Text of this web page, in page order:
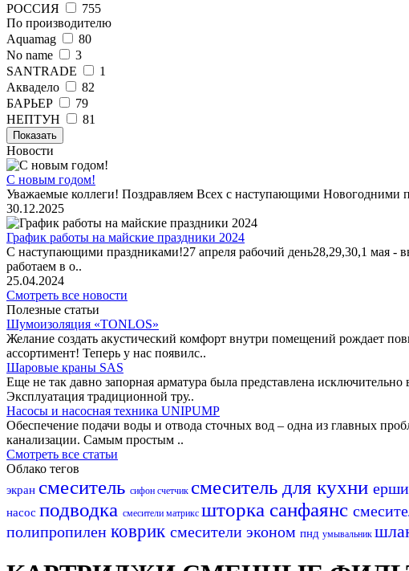
РОССИЯ
755
По производителю
Aquamag
80
No name
3
SANTRADE
1
Аквадело
82
БАРЬЕР
79
НЕПТУН
81
Показать
Новости
С новым годом!
Уважаемые коллеги! Поздравляем Всех с наступающими Новогодними
30.12.2025
График работы на майские праздники 2024
С наступающими праздниками!27 апреля рабочий день28,29,30,1 мая -
работаем в о..
25.04.2024
Смотреть все новости
Полезные статьи
Шумоизоляция «TONLOS»
Желание создать акустический комфорт внутри помещений рождает
ассортимент! Теперь у нас появилс..
Шаровые краны SAS
Еще не так давно запорная арматура была представлена
Эксплуатация традиционной тру..
Насосы и насосная техника UNIPUMP
Обеспечение подачи воды и отвода сточных вод – одна из главных
канализации. Самым простым ..
Смотреть все статьи
Облако тегов
экран смеситель сифон счетчик смеситель для кухни
насос подводка смесители матрикс шторка санфаянс
полипропилен коврик смесители эконом пнд умывальник